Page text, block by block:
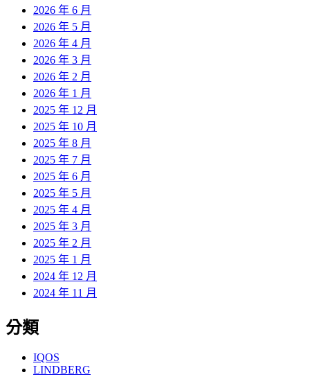
2026 年 6 月
2026 年 5 月
2026 年 4 月
2026 年 3 月
2026 年 2 月
2026 年 1 月
2025 年 12 月
2025 年 10 月
2025 年 8 月
2025 年 7 月
2025 年 6 月
2025 年 5 月
2025 年 4 月
2025 年 3 月
2025 年 2 月
2025 年 1 月
2024 年 12 月
2024 年 11 月
分類
IQOS
LINDBERG